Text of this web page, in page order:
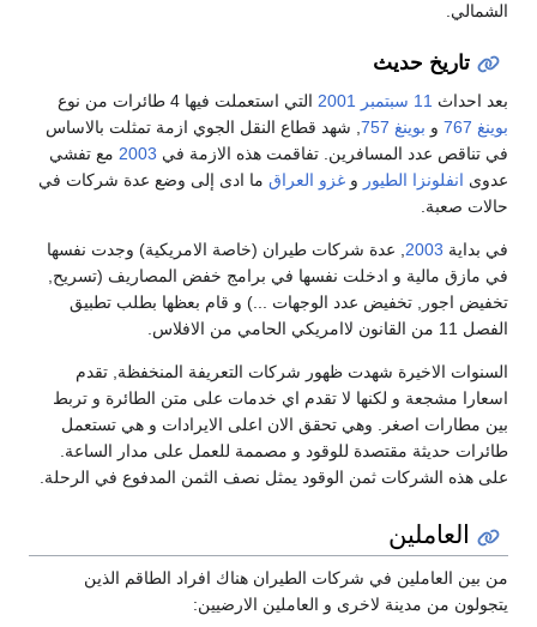
الشمالي.
تاريخ حديث
بعد احداث 11 سبتمبر 2001
التي استعملت فيها 4 طائرات من نوع
بوينغ 767
و بوينغ 757
, شهد قطاع النقل الجوي ازمة تمثلت بالاساس
في تناقص عدد المسافرين. تفاقمت هذه الازمة في 2003 مع تفشي
عدوى انفلونزا الطيور و غزو العراق ما ادى إلى وضع عدة شركات في
حالات صعبة.
في بداية 2003 , عدة شركات طيران (خاصة الامريكية) وجدت نفسها
في مازق مالية و ادخلت نفسها في برامج خفض المصاريف (تسريح,
تخفيض اجور, تخفيض عدد الوجهات ...) و قام بعظها بطلب تطبيق
الفصل 11 من القانون لاامريكي الحامي من الافلاس.
السنوات الاخيرة شهدت ظهور شركات التعريفة المنخفظة, تقدم
اسعارا مشجعة و لكنها لا تقدم اي خدمات على متن الطائرة و تربط
بين مطارات اصغر. وهي تحقق الان اعلى الايرادات و هي تستعمل
طائرات حديثة مقتصدة للوقود و مصممة للعمل على مدار الساعة.
على هذه الشركات ثمن الوقود يمثل نصف الثمن المدفوع في الرحلة.
العاملين
من بين العاملين في شركات الطيران هناك افراد الطاقم الذين
يتجولون من مدينة لاخرى و العاملين الارضيين: